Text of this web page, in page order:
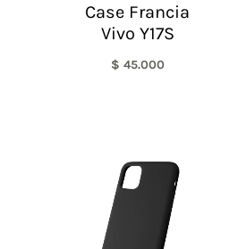
Case Francia
Vivo Y17S
$ 45.000